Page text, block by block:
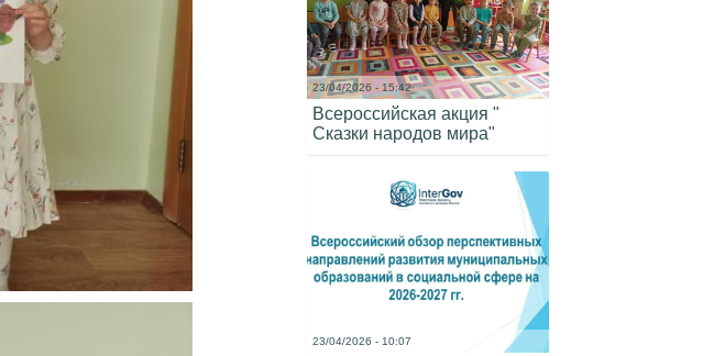
23/04/2026 - 15:42
Всероссийская акция "
Сказки народов мира"
23/04/2026 - 10:07